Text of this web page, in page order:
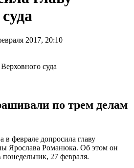
2017, 20:10
по трем делам
в феврале допросила главу
Ярослава Романюка. Об этом он
понедельник, 27 февраля.